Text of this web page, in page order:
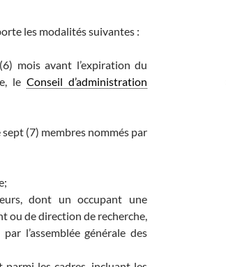
les modalités suivantes :
mois avant l’expiration du
leConseil d’administration
(7) membres nommés par
dont un occupant une
ou de direction de recherche,
l’assemblée générale des